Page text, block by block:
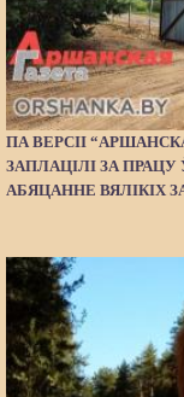
ПА ВЕРСІІ
ЗАПЛАЦІЛІ ЗА
АБЯЦАННЕ ВЯЛІКІХ